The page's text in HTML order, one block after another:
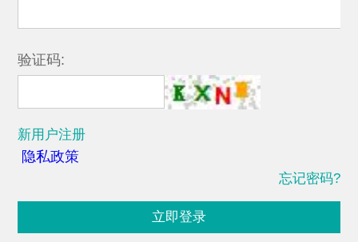
验证码:
新用户注册
隐私政策
忘记密码?
立即登录